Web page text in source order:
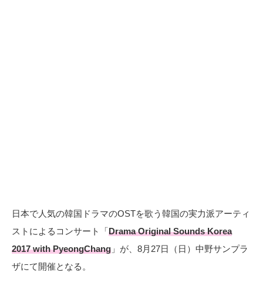
日本で人気の韓国ドラマのOSTを歌う韓国の実力派アーティ
ストによるコンサート「Drama Original Sounds Korea
2017 with PyeongChang 」が、8月27日（日）中野サンプラ
ザにて開催となる。